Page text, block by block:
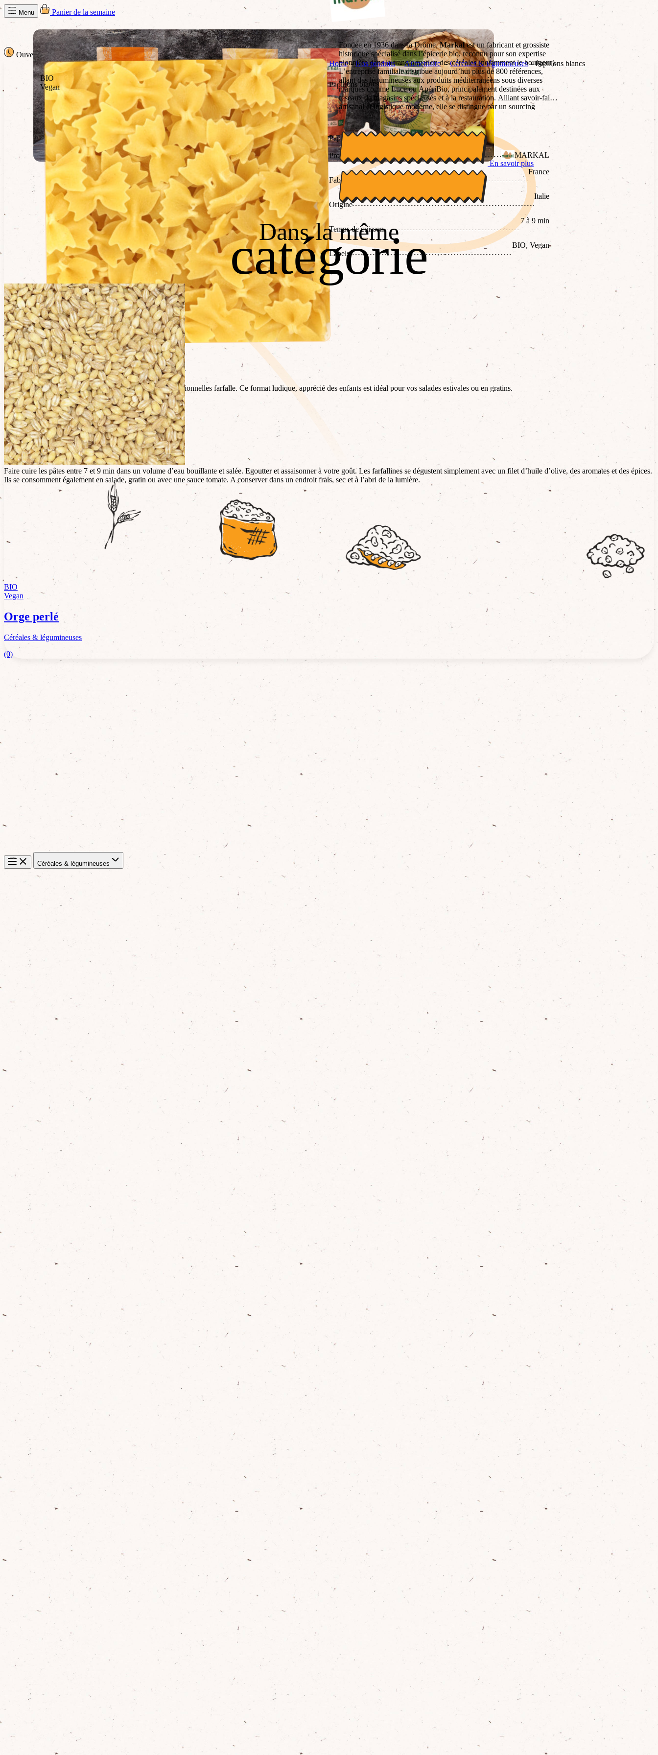
Menu Panier de la semaine
Ouvert · jusqu'à 13h00 13h00
BIO
Vegan
Home Nos produits Alimentaire Céréales & légumineuses Papillons blancs
Papillons blancs
Papillons ou farfallines de semoule de blé blanches.
Produit par MARKAL
Fabrication
France
Origine
Italie
Temps de cuisson
7 à 9 min
Labels
BIO, Vegan
Description
Les farfallines Markal sont une version miniature des traditionnelles farfalle. Ce format ludique, apprécié des enfants est idéal pour vos salades estivales ou en gratins.
Ingrédients
Semoule de blé dur blanche biologique
Conseils d’utilisation
Faire cuire les pâtes entre 7 et 9 min dans un volume d’eau bouillante et salée. Egoutter et assaisonner à votre goût. Les farfallines se dégustent simplement avec un filet d’huile d’olive, des aromates et des épices.
Ils se consomment également en salade, gratin ou avec une sauce tomate. A conserver dans un endroit frais, sec et à l’abri de la lumière.
Fondée en 1936 dans la Drôme,Markalest un fabricant et grossiste
historique spécialisé dans l’épicerie bio, reconnu pour son expertise
pionnière dans la transformation des céréales (notamment le boulgour).
L’entreprise familiale distribue aujourd’hui plus de 800 références,
allant des légumineuses aux produits méditerranéens sous diverses
marques comme Luce ou ApériBio, principalement destinées aux
réseaux de magasins spécialisés et à la restauration. Alliant savoir-faire
artisanal et logistique moderne, elle se distingue par un sourcing
rigoureux et un engagement fort en faveur de la transition alimentaire
biologique.
En savoir plus
Dans la même
catégorie
BIO
Vegan
Orge perlé
Céréales & légumineuses
(0)
Céréales & légumineuses